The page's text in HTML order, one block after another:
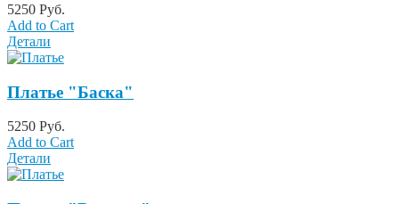
5250 Руб.
Add to Cart
Детали
Платье "Баска"
5250 Руб.
Add to Cart
Детали